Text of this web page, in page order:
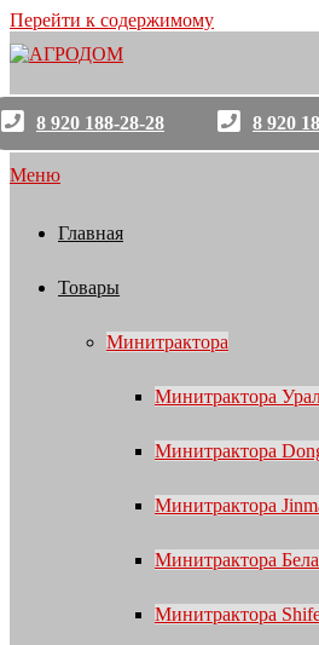
Перейти к содержимому
8 920 188-28-28 8 920
Меню
Главная
Товары
Минитрактора
Минитрактора
Минитрактора
Минитрактора
Минитрактора
Минитрактора